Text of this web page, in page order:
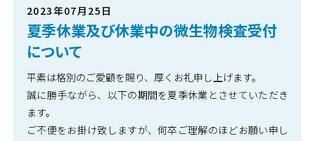
2023年07月25日
夏季休業及び休業中の微生物検査受付
について
平素は格別のご愛顧を賜り、厚くお礼申し上げます。
誠に勝手ながら、以下の期間を夏季休業とさせていただき
ます。
ご不便をお掛け致しますが、何卒ご理解のほどお願い申し